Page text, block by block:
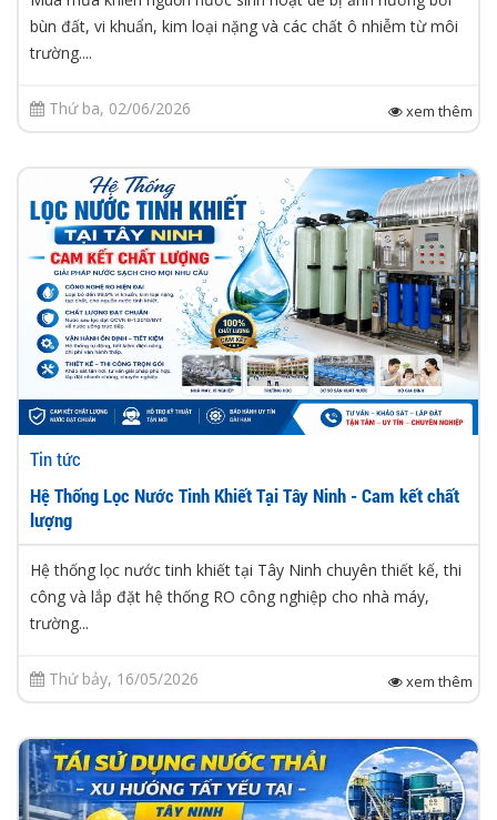
bùn đất, vi khuẩn, kim loại nặng và các chất ô nhiễm từ môi
trường....
Thứ ba, 02/06/2026 xem thêm
Tin tức
Hệ Thống Lọc Nước Tinh Khiết Tại Tây Ninh - Cam kết chất
lượng
Hệ thống lọc nước tinh khiết tại Tây Ninh chuyên thiết kế, thi
công và lắp đặt hệ thống RO công nghiệp cho nhà máy,
trường...
Thứ bảy, 16/05/2026 xem thêm